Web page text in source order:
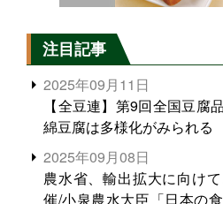
注目記事
2025年09月11日
【全豆連】第9回全国豆腐
綿豆腐は多様化がみられる
2025年09月08日
農水省、輸出拡大に向け
催/小泉農水大臣「日本の